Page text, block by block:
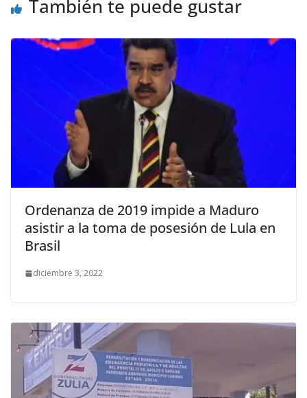
También te puede gustar
Ordenanza de 2019 impide a Maduro
asistir a la toma de posesión de Lula en
Brasil
diciembre 3, 2022